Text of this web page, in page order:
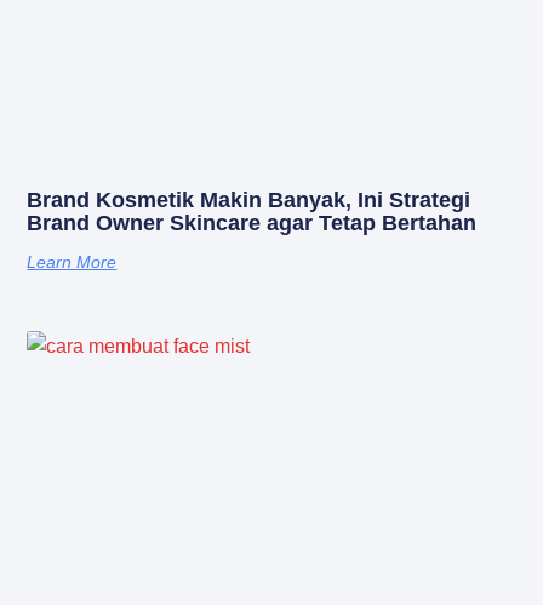
Brand Kosmetik Makin Banyak, Ini Strategi
Brand Owner Skincare agar Tetap Bertahan
Learn More